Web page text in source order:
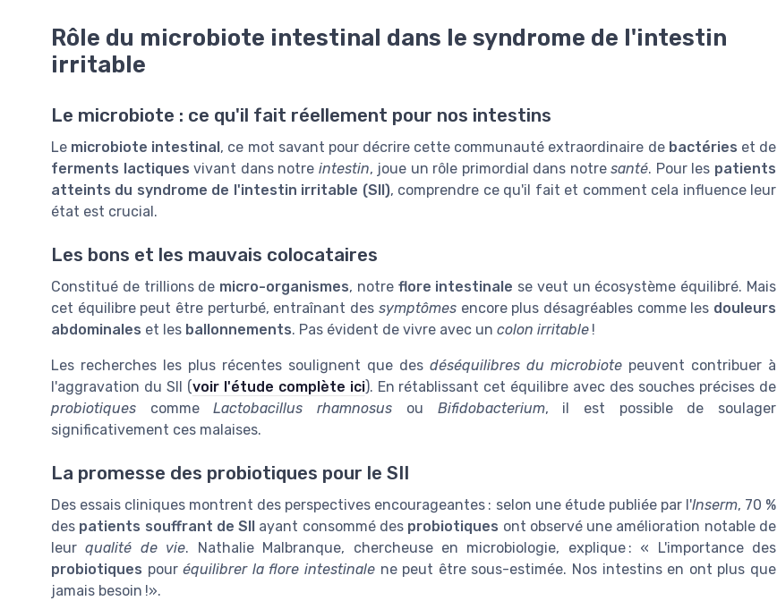
Rôle du microbiote intestinal dans le syndrome de l'intestin
irritable
Le microbiote : ce qu'il fait réellement pour nos intestins
Le microbiote intestinal, ce mot savant pour décrire cette communauté extraordinaire de bactéries et de
ferments lactiques vivant dans notre intestin, joue un rôle primordial dans notresanté. Pour les patients
atteints du syndrome de l'intestin irritable (SII), comprendre ce qu'il fait et comment cela influence leur
état est crucial.
Les bons et les mauvais colocataires
Constitué de trillions de micro-organismes, notre flore intestinale se veut un écosystème équilibré. Mais
cet équilibre peut être perturbé, entraînant des symptômesencore plus désagréables comme les douleurs
abdominales et les ballonnements. Pas évident de vivre avec un colon irritable !
Les recherches les plus récentes soulignent que des déséquilibres du microbiote peuvent contribuer à
l'aggravation du SII (voir l'étude complète ici). En rétablissant cet équilibre avec des souches précises de
probiotiques commeLactobacillus rhamnosus ou Bifidobacterium, il est possible de soulager
significativement ces malaises.
La promesse des probiotiques pour le SII
Des essais cliniques montrent des perspectives encourageantes : selon une étude publiée par l'Inserm, 70 %
des patients souffrant de SII ayant consommé des probiotiques ont observé une amélioration notable de
leurqualité de vie. Nathalie Malbranque, chercheuse en microbiologie, explique : « L'importance des
probiotiques pouréquilibrer la flore intestinale ne peut être sous-estimée. Nos intestins en ont plus que
jamais besoin !».